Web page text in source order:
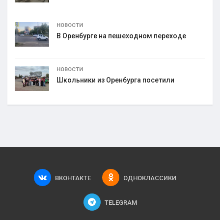
НОВОСТИ
В Оренбурге на пешеходном переходе
НОВОСТИ
Школьники из Оренбурга посетили
ВКОНТАКТЕ ОДНОКЛАССИКИ
TELEGRAM